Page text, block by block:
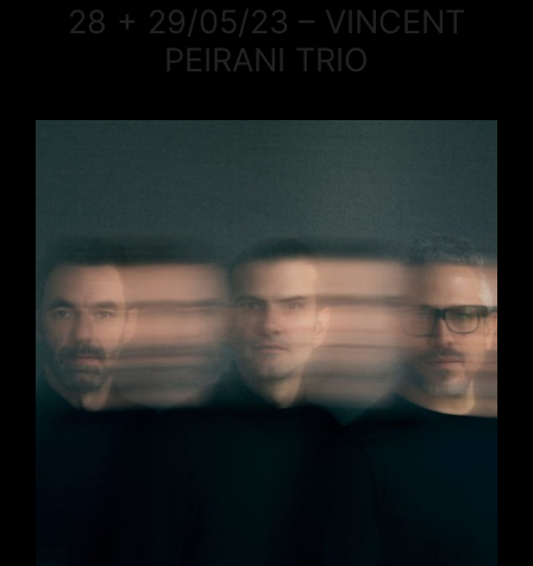
28 + 29/05/23 – VINCENT
PEIRANI TRIO